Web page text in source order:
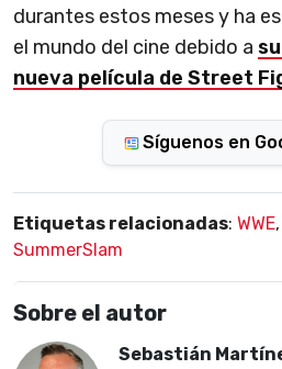
durantes estos meses y ha
el mundo del cine debido a
nueva película de Street
Síguenos en
Etiquetas relacionadas: WWE,
SummerSlam
Sobre el autor
Sebastián